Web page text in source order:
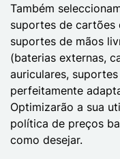
Também
suportes de cartões
suportes de mãos
(baterias externas,
auriculares,
perfeitamente
Optimizarão a sua
política de preços
como desejar.